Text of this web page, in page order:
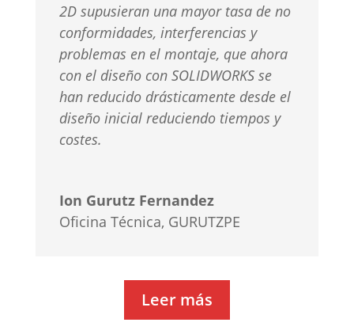
2D supusieran una mayor tasa de no
conformidades, interferencias y
problemas en el montaje, que ahora
con el diseño con SOLIDWORKS se
han reducido drásticamente desde el
diseño inicial reduciendo tiempos y
costes.
Ion Gurutz Fernandez
Oficina Técnica, GURUTZPE
Leer más